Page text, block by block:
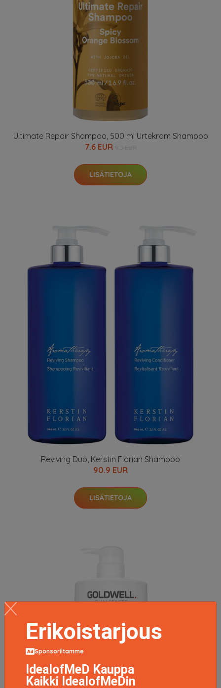
Ultimate Repair Shampoo, 500 ml Urtekram Shampoo
7.6 EUR
LISÄTIETOJA
Reviving Duo, Kerstin Florian Shampoo
90.9 EUR
LISÄTIETOJA
Erikoistarjous
Sponsoriltamme
IdealofMeD Kauppa
Kaikki IdealofMeDin